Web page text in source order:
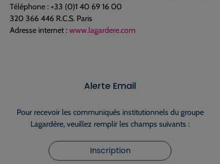
Téléphone : +33 (0)1 40 69 16 00
320 366 446 R.C.S. Paris
Adresse internet : www.lagardere.com
Alerte Email
Pour recevoir les communiqués institutionnels du groupe
Lagardère, veuillez remplir les champs suivants :
Inscription